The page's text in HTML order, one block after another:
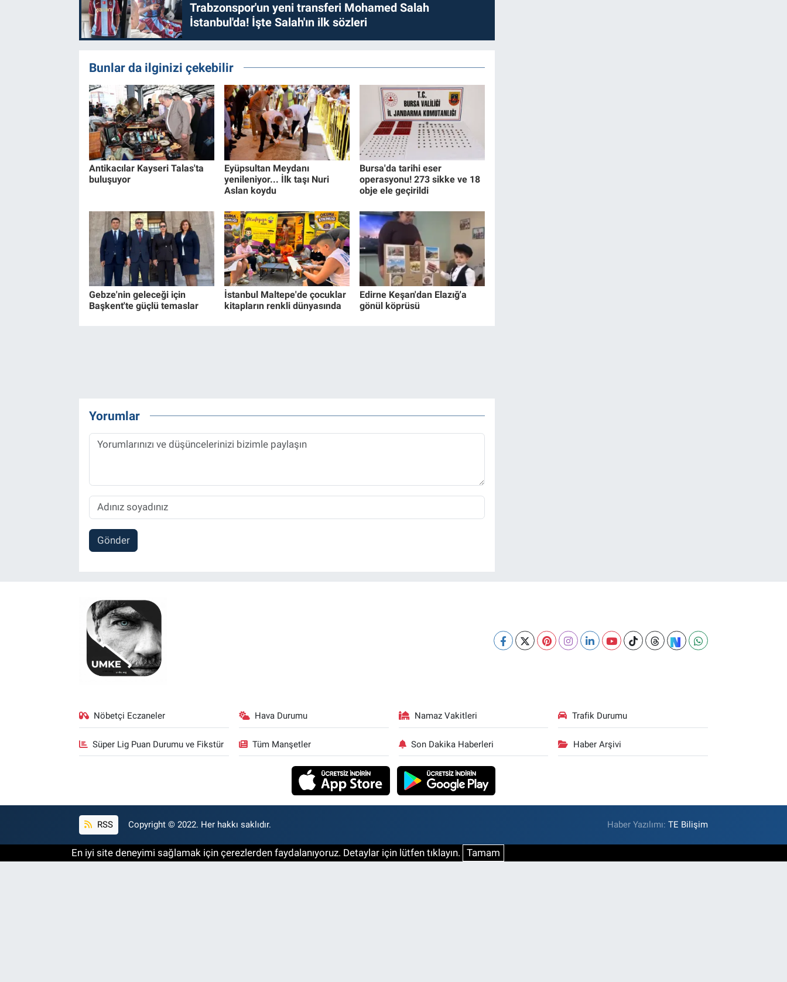
Trabzonspor'un yeni transferi Mohamed Salah
İstanbul'da! İşte Salah'ın ilk sözleri
Bunlar da ilginizi çekebilir
Antikacılar Kayseri Talas'ta
buluşuyor
Eyüpsultan Meydanı
yenileniyor... İlk taşı Nuri
Aslan koydu
Bursa'da tarihi eser
operasyonu! 273 sikke ve 18
obje ele geçirildi
Gebze'nin geleceği için
Başkent'te güçlü temaslar
İstanbul Maltepe'de çocuklar
kitapların renkli dünyasında
Edirne Keşan'dan Elazığ'a
gönül köprüsü
Yorumlar
Gönder
Nöbetçi Eczaneler Hava Durumu Namaz Vakitleri Trafik Durumu
Süper Lig Puan Durumu ve Fikstür Tüm Manşetler Son Dakika Haberleri Haber Arşivi
RSS Copyright © 2022. Her hakkı saklıdır. Haber Yazılımı:TE Bilişim
En iyi site deneyimi sağlamak için çerezlerden faydalanıyoruz. Detaylar için lütfen tıklayın. Tamam